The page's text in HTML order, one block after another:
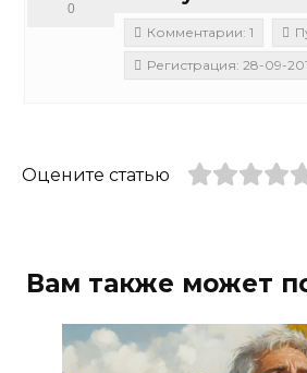
0
Комментарии: 1
Регистрация: 28-09-
Оцените статью
Вам также может